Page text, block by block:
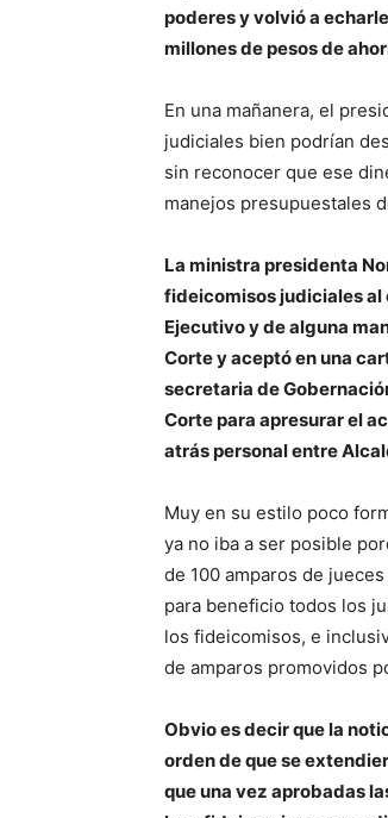
poderes y volvió a
millones de pesos de
En una mañanera, el
judiciales bien podrían
sin reconocer que ese
manejos presupuestales
La ministra presidenta
fideicomisos judiciales al
Ejecutivo y de alguna
Corte y aceptó en una
secretaria de
Corte para apresurar el
atrás personal entre
Muy en su estilo poco
ya no iba a ser posible
de 100 amparos de
para beneficio todos los
los fideicomisos, e
de amparos promovidos
Obvio es decir que la
orden de que se
que una vez aprobadas